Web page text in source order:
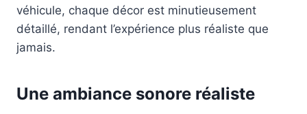
véhicule, chaque décor est minutieusement
détaillé, rendant l’expérience plus réaliste que
jamais.
Une ambiance sonore réaliste